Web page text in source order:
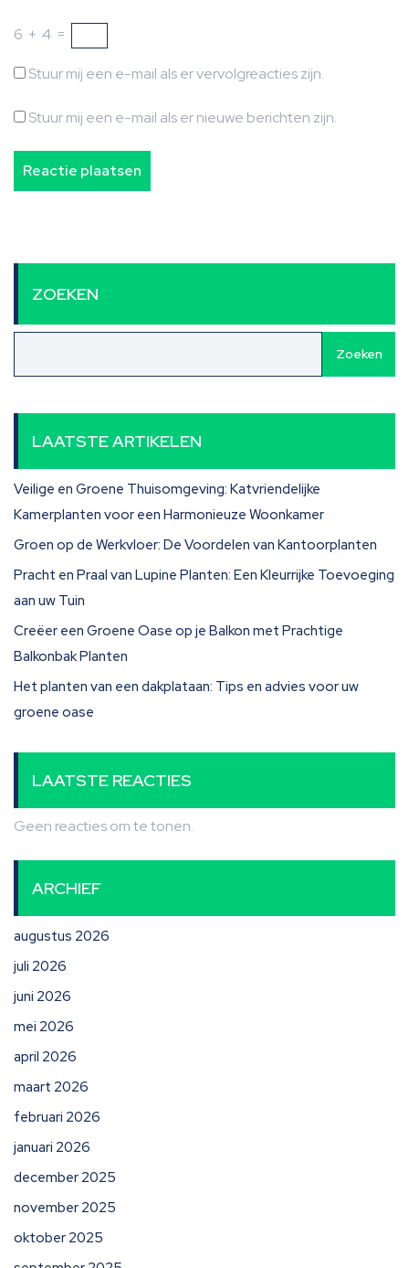
6 + 4 =
Stuur mij een e-mail als er vervolgreacties zijn.
Stuur mij een e-mail als er nieuwe berichten zijn.
ZOEKEN
Zoeken
LAATSTE ARTIKELEN
Veilige en Groene Thuisomgeving: Katvriendelijke
Kamerplanten voor een Harmonieuze Woonkamer
Groen op de Werkvloer: De Voordelen van Kantoorplanten
Pracht en Praal van Lupine Planten: Een Kleurrijke Toevoeging
aan uw Tuin
Creëer een Groene Oase op je Balkon met Prachtige
Balkonbak Planten
Het planten van een dakplataan: Tips en advies voor uw
groene oase
LAATSTE REACTIES
Geen reacties om te tonen.
ARCHIEF
augustus 2026
juli 2026
juni 2026
mei 2026
april 2026
maart 2026
februari 2026
januari 2026
december 2025
november 2025
oktober 2025